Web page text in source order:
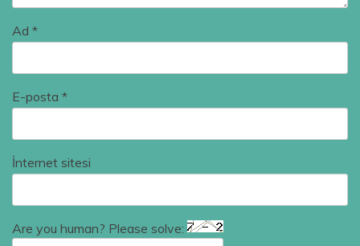
Ad *
E-posta *
İnternet sitesi
Are you human? Please solve: